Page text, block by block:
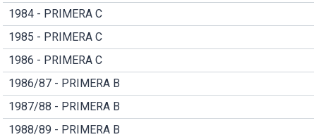
1984 - PRIMERA C
1985 - PRIMERA C
1986 - PRIMERA C
1986/87 - PRIMERA B
1987/88 - PRIMERA B
1988/89 - PRIMERA B